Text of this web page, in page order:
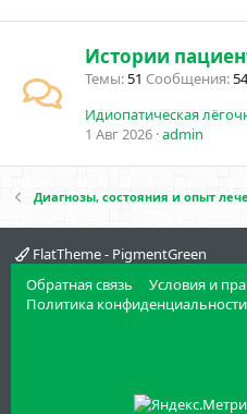
Истории
Темы 51 Сообщения 54
1 Авг 2026 admin
Диагнозы, состояния и опыт
FlatTheme - PigmentGreen
Обратная связь
Условия и
Политика конфиденциальности